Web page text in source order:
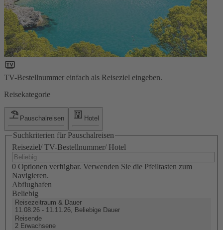
TV-Bestellnummer einfach als Reiseziel eingeben.
Reisekategorie
Pauschalreisen Hotel
Suchkriterien für Pauschalreisen
Reiseziel/ TV-Bestellnummer/ Hotel
0 Optionen verfügbar. Verwenden Sie die Pfeiltasten zum
Navigieren.
Abflughafen
Beliebig
Reisezeitraum & Dauer
11.08.26 - 11.11.26, Beliebige Dauer
Reisende
2 Erwachsene